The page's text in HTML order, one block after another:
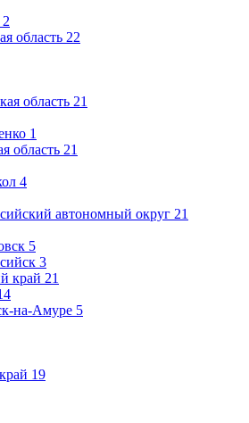
2
область 22
область 21
1
область 21
4
автономный округ 21
5
3
край 21
на-Амуре 5
19